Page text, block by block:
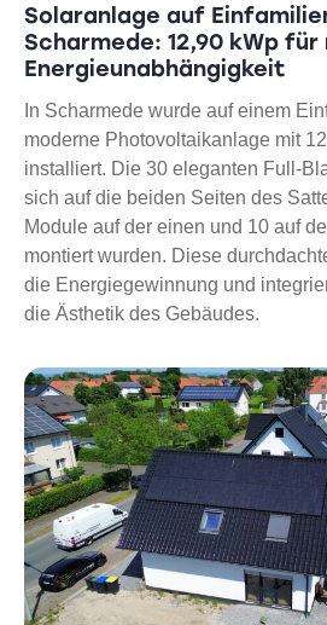
Solaranlage auf
Scharmede: 12,90 kWp für
Energieunabhängigkeit
In Scharmede wurde auf einem
moderne Photovoltaikanlage mit
installiert. Die 30 eleganten Full-
sich auf die beiden Seiten des
Module auf der einen und 10 auf
montiert wurden. Diese
die Energiegewinnung und
die Ästhetik des Gebäudes.